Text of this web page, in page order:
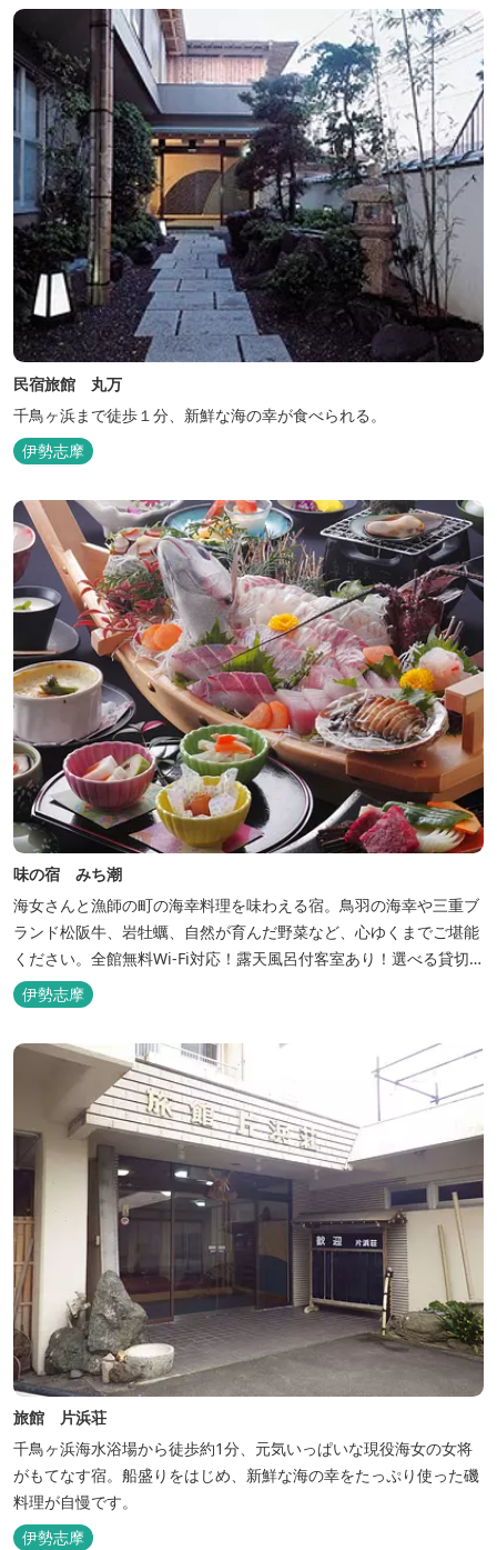
民宿旅館 丸万
千鳥ヶ浜まで徒歩１分、新鮮な海の幸が食べられる。
伊勢志摩
味の宿 みち潮
海女さんと漁師の町の海幸料理を味わえる宿。鳥羽の海幸や三重ブ
ランド松阪牛、岩牡蠣、自然が育んだ野菜など、心ゆくまでご堪能
ください。全館無料Wi-Fi対応！露天風呂付客室あり！選べる貸切
風呂も人気♪相差町内にはパワースポット石神さん（神明神社）あ
り！伊勢神宮・おかげ横丁まで最短40分！鳥羽十景にも選ばれた千
ない場所だからこそ、星空がき...
伊勢志摩
旅館 片浜荘
千鳥ヶ浜海水浴場から徒歩約1分、元気いっぱいな現役海女の女将
がもてなす宿。船盛りをはじめ、新鮮な海の幸をたっぷり使った磯
料理が自慢です。
伊勢志摩